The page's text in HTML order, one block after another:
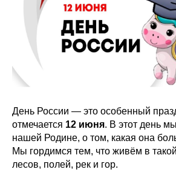
День России — это особенный
отмечается 12 июня. В этот день
нашей Родине, о том, какая она
Мы гордимся тем, что живём в
лесов, полей, рек и гор.